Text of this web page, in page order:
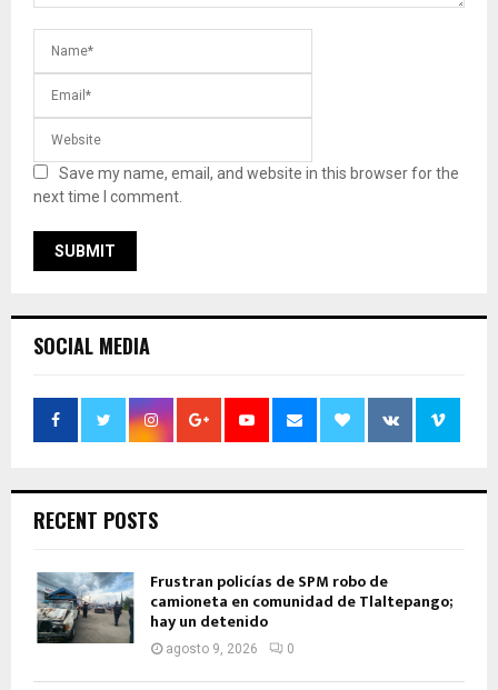
Save my name, email, and website in this browser for the
next time I comment.
SOCIAL MEDIA
RECENT POSTS
Frustran policías de SPM robo de
camioneta en comunidad de Tlaltepango;
hay un detenido
agosto 9, 2026 0